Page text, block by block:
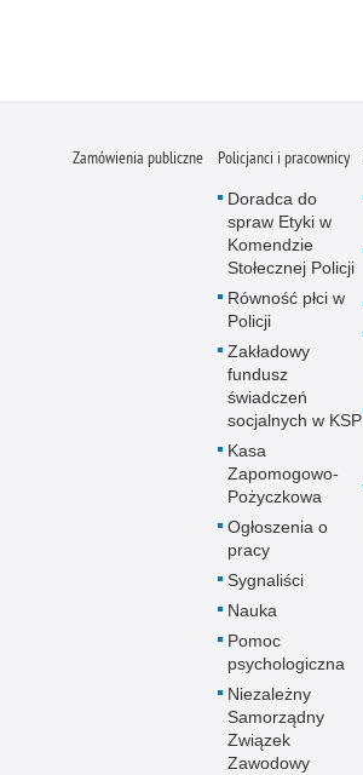
Zamówienia publiczne Policjanci i pracownicy
Doradca do
spraw Etyki w
Komendzie
Stołecznej Policji
Równość płci w
Policji
Zakładowy
fundusz
świadczeń
socjalnych w KSP
Kasa
Zapomogowo-
Pożyczkowa
Ogłoszenia o
pracy
Sygnaliści
Nauka
Pomoc
psychologiczna
Niezależny
Samorządny
Związek
Zawodowy